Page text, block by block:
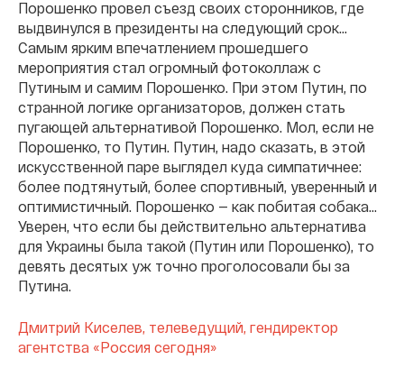
Порошенко провел съезд своих сторонников, где
выдвинулся в президенты на следующий срок…
Самым ярким впечатлением прошедшего
мероприятия стал огромный фотоколлаж с
Путиным и самим Порошенко. При этом Путин, по
странной логике организаторов, должен стать
пугающей альтернативой Порошенко. Мол, если не
Порошенко, то Путин. Путин, надо сказать, в этой
искусственной паре выглядел куда симпатичнее:
более подтянутый, более спортивный, уверенный и
оптимистичный. Порошенко — как побитая собака…
Уверен, что если бы действительно альтернатива
для Украины была такой (Путин или Порошенко), то
девять десятых уж точно проголосовали бы за
Путина.
Дмитрий Киселев, телеведущий, гендиректор
агентства «Россия сегодня»